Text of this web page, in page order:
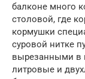
балконе много
столовой, где
кормушки
суровой нитке
вырезанными в
литровые и